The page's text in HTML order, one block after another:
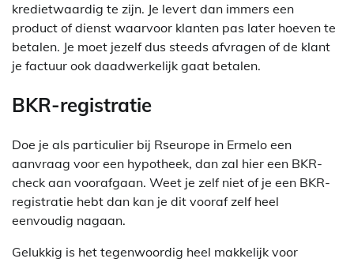
kredietwaardig te zijn. Je levert dan immers een
product of dienst waarvoor klanten pas later hoeven te
betalen. Je moet jezelf dus steeds afvragen of de klant
je factuur ook daadwerkelijk gaat betalen.
BKR-registratie
Doe je als particulier bij Rseurope in Ermelo een
aanvraag voor een hypotheek, dan zal hier een BKR-
check aan voorafgaan. Weet je zelf niet of je een BKR-
registratie hebt dan kan je dit vooraf zelf heel
eenvoudig nagaan.
Gelukkig is het tegenwoordig heel makkelijk voor